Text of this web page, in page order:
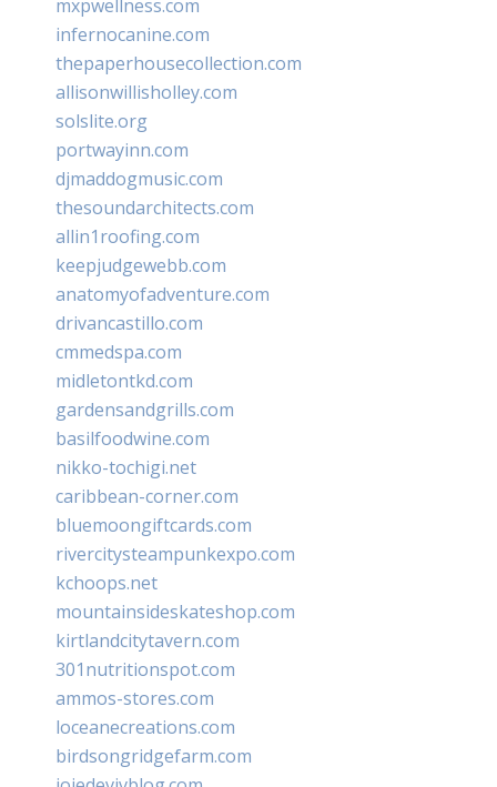
mxpwellness.com
infernocanine.com
thepaperhousecollection.com
allisonwillisholley.com
solslite.org
portwayinn.com
djmaddogmusic.com
thesoundarchitects.com
allin1roofing.com
keepjudgewebb.com
anatomyofadventure.com
drivancastillo.com
cmmedspa.com
midletontkd.com
gardensandgrills.com
basilfoodwine.com
nikko-tochigi.net
caribbean-corner.com
bluemoongiftcards.com
rivercitysteampunkexpo.com
kchoops.net
mountainsideskateshop.com
kirtlandcitytavern.com
301nutritionspot.com
ammos-stores.com
loceanecreations.com
birdsongridgefarm.com